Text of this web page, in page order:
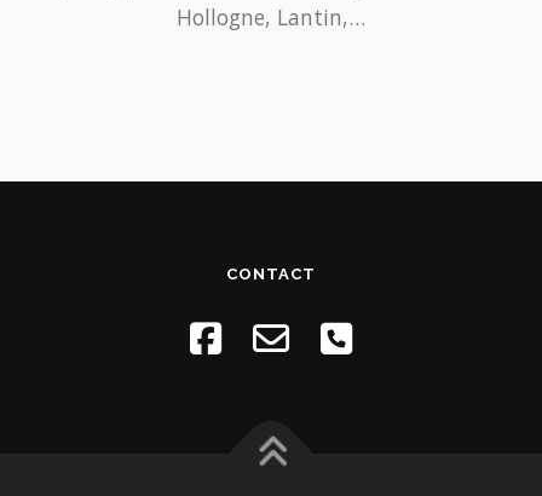
Hollogne, Lantin,…
CONTACT